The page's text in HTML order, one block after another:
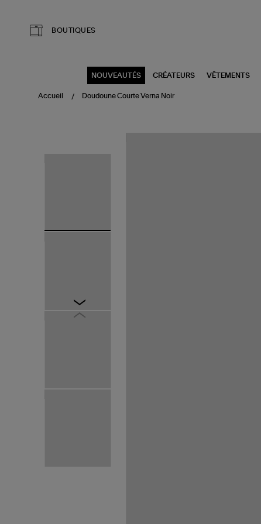
BOUTIQUES
NOUVEAUTÉS CRÉATEURS VÊTEMENTS
Accueil Doudoune Courte Verna Noir